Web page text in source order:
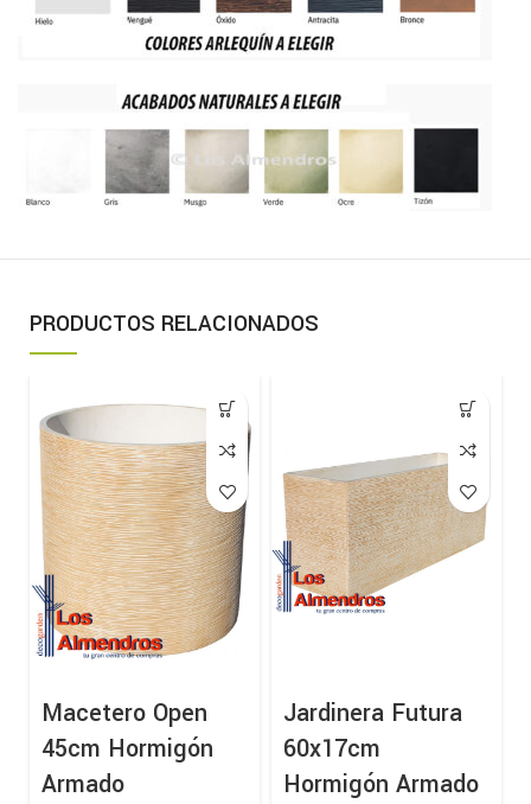
PRODUCTOS RELACIONADOS
Macetero Open
45cm Hormigón
Armado
Jardinera Futura
60x17cm
Hormigón Armado